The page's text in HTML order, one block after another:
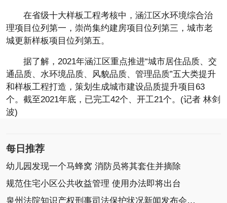
在省级十大样板工程考核中，涵江区水环境综合治
理项目位列第一，崇尚集约建房项目位列第三，城市老
城更新样板项目位列第五。
据了解，2021年涵江区重点推进“城市居住品质、交
通品质、水环境品质、风貌品质、管理品质”五大类提升
和样板工程打造，策划生成城市建设品质提升项目63
个。截至2021年底，已完工42个、开工21个。(记者 林剑
波)
每日推荐
幼儿园发现一个马蜂窝 消防员将其套住并摘除
规范住宅小区公共收益管理 使用办法即将出台
泉州法院知识产权刑事司法保护状况新闻发布会召开